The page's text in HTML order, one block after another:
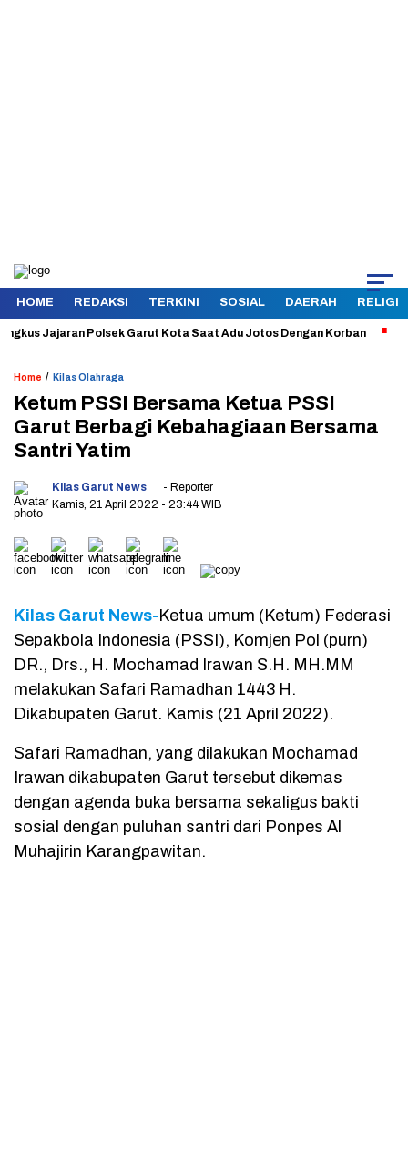
HOME REDAKSI TERKINI SOSIAL DAERAH RELIGI
Polsek Garut Kota Saat Adu Jotos Dengan Korban Aman
Home / Kilas Olahraga
Ketum PSSI Bersama Ketua PSSI
Garut Berbagi Kebahagiaan Bersama
Santri Yatim
Kilas Garut News
- Reporter
Kamis, 21 April 2022 - 23:44 WIB
Kilas Garut News- Ketua umum (Ketum) Federasi
Sepakbola Indonesia (PSSI), Komjen Pol (purn)
DR., Drs., H. Mochamad Irawan S.H. MH.MM
melakukan Safari Ramadhan 1443 H.
Dikabupaten Garut. Kamis (21 April 2022).
Safari Ramadhan, yang dilakukan Mochamad
Irawan dikabupaten Garut tersebut dikemas
dengan agenda buka bersama sekaligus bakti
sosial dengan puluhan santri dari Ponpes Al
Muhajirin Karangpawitan.